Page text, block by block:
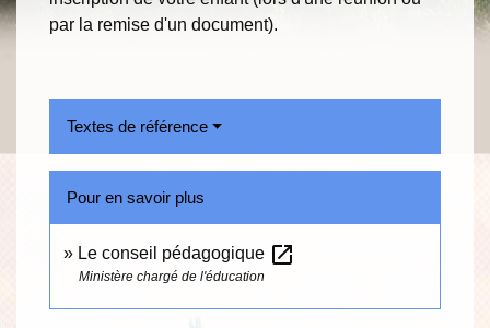
par la remise d'un document).
Textes de référence
Pour en savoir plus
Le conseil pédagogique open_in_new
Ministère chargé de l'éducation